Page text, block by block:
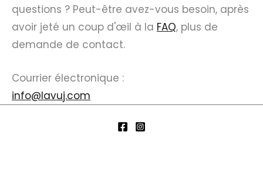
questions ? Peut-être avez-vous besoin, après
avoir jeté un coup d'œil à la FAQ, plus de
demande de contact.
Courrier électronique :
info@lavuj.com